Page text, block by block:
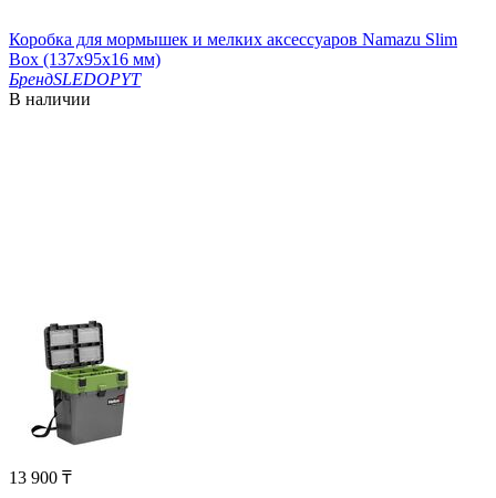
Коробка для мормышек и мелких аксессуаров Namazu Slim
Box (137х95х16 мм)
БрендSLEDOPYT
В наличии
13 900 ₸